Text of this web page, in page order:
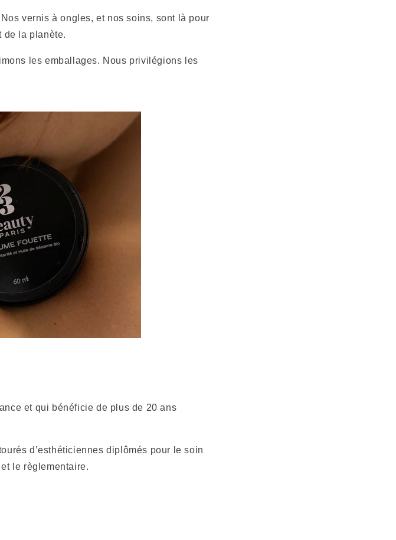
vernis à ongles, et nos soins, sont là pour
de la planète.
les emballages. Nous privilégions les
et qui bénéficie de plus de 20 ans
d’esthéticiennes diplômés pour le soin
le règlementaire.